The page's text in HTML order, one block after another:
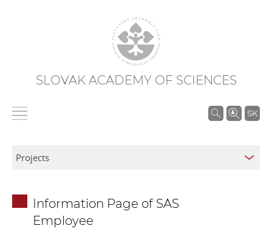
SLOVAK ACADEMY OF SCIENCES
SK
S
Information Page of SAS
Employee